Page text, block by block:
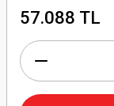
57.088 TL